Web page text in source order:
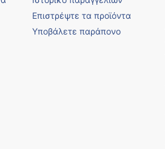
Επιστρέψτε τα προϊόντα
Υποβάλετε παράπονο